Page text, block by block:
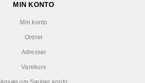
MIN KONTO
Min konto
Ordrer
Adresser
Varekurv